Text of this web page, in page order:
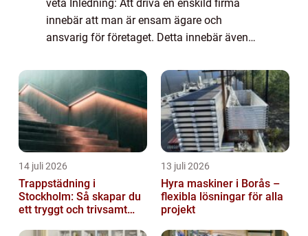
veta Inledning: Att driva en enskild firma
innebär att man är ensam ägare och
ansvarig för företaget. Detta innebär även
skyldig att deklarera företagets resultat och
...
14 juli 2026
Trappstädning i
Stockholm: Så skapar du
ett tryggt och trivsamt
13 juli 2026
Hyra maskiner i Borås –
flexibla lösningar för alla
projekt